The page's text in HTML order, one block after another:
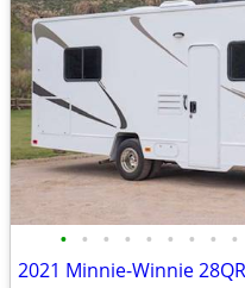
• • • • • • • • •
2021 Minnie-Winnie